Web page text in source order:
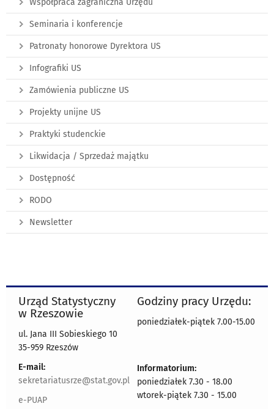
Współpraca zagraniczna Urzędu
Seminaria i konferencje
Patronaty honorowe Dyrektora US
Infografiki US
Zamówienia publiczne US
Projekty unijne US
Praktyki studenckie
Likwidacja / Sprzedaż majątku
Dostępność
RODO
Newsletter
Urząd Statystyczny
w Rzeszowie
ul. Jana III Sobieskiego 10
35-959 Rzeszów
E-mail:
sekretariatusrze@stat.gov.pl
e-PUAP
Godziny pracy Urzędu:
poniedziałek-piątek 7.00-15.00
Informatorium:
poniedziałek 7.30 - 18.00
wtorek-piątek 7.30 - 15.00